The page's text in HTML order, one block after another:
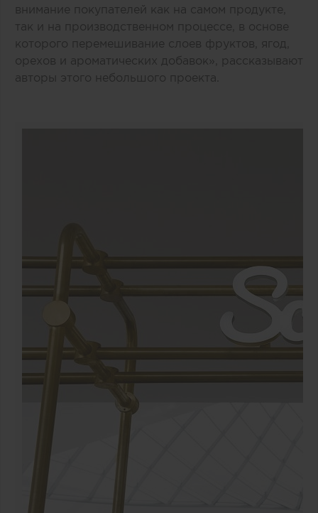
внимание покупателей как на самом продукте,
так и на производственном процессе, в основе
которого перемешивание слоев фруктов, ягод,
орехов и ароматических добавок», рассказывают
авторы этого небольшого проекта.